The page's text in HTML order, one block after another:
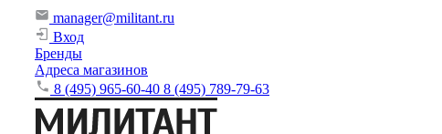
manager@militant.ru
Вход
Бренды
Адреса магазинов
8 (495) 965-60-40 8 (495) 789-79-63